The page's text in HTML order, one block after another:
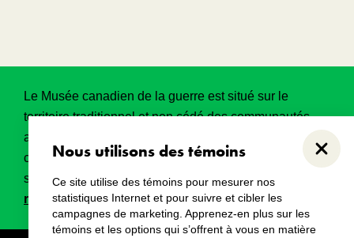
Nous utilisons des témoins
Ce site utilise des témoins pour mesurer nos
statistiques Internet et pour suivre et cibler les
campagnes de marketing. Apprenez-en plus sur les
témoins et les options qui s’offrent à vous en matière
Le Musée canadien de la guerre est situé sur le
territoire traditionnel et non cédé des communautés
algonquines Anishinabeg. Ce territoire a eu et
continue d’avoir une grande importance historique,
spirituelle et sacrée.Lire l’intégralité de la
reconnaissance territoriale.